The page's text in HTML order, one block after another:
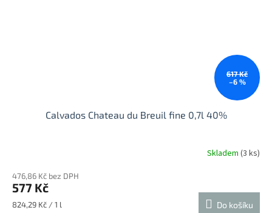
617 Kč
–6 %
Calvados Chateau du Breuil fine 0,7l 40%
Skladem (3 ks)
476,86 Kč bez DPH
577 Kč
Měrná
824,29 Kč / 1 l Do košíku